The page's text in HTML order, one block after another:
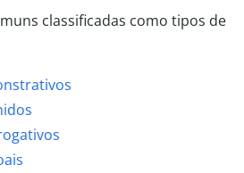
classificadas como tipos de